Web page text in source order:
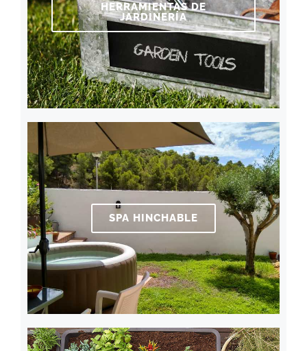
HERRAMIENTAS DE
JARDINERÍA
SPA HINCHABLE